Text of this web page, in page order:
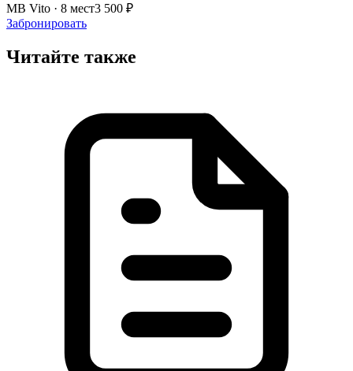
MB Vito · 8 мест3 500 ₽
Забронировать
Читайте также